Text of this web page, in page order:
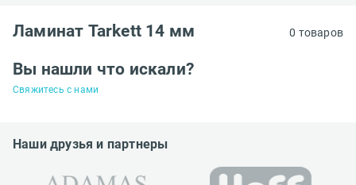
Ламинат Tarkett 14 мм 0 товаров
Вы нашли что искали?
Свяжитесь с нами
Наши друзья и партнеры